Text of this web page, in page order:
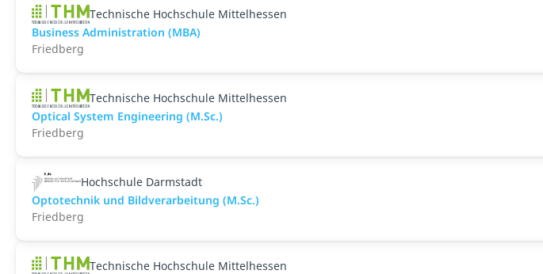
Technische Hochschule Mittelhessen
Business Administration (MBA)
Friedberg
Technische Hochschule Mittelhessen
Optical System Engineering (M.Sc.)
Friedberg
Hochschule Darmstadt
Optotechnik und Bildverarbeitung (M.Sc.)
Friedberg
Technische Hochschule Mittelhessen